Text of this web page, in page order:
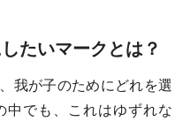
たいマークとは？
我が子のためにどれを選
でも、これはゆずれな